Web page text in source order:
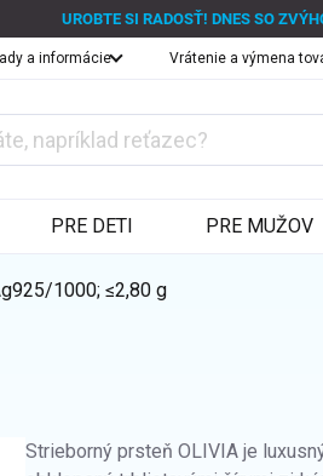
UROBTE SI RADOSŤ! DNES SO
a informácie Vrátenie a výmena
PRE DETI PRE MUŽOV
1000; ≤2,80 g
Strieborný prsteň OLIVIA je